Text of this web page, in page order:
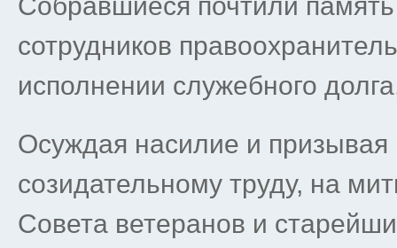
сотрудников
исполнении служебного
Осуждая насилие и
созидательному труду, на
Совета ветеранов и